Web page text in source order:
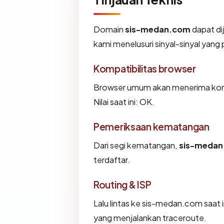
Domainsis-medan.comdapat
kami menelusuri sinyal-sinyal yang
Kompatibilitas browser
Browser umum akan menerima
Nilai saat ini: OK.
Pemeriksaan kematangan
Dari segi kematangan, sis-
terdaftar.
Routing & ISP
Lalu lintas ke sis-medan.com saat
yang menjalankan traceroute.